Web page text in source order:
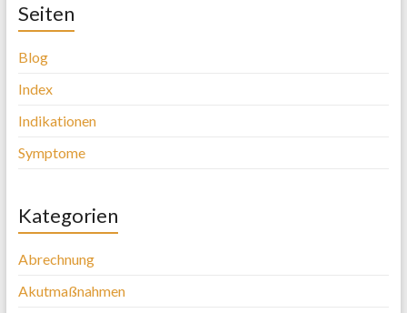
Seiten
Blog
Index
Indikationen
Symptome
Kategorien
Abrechnung
Akutmaßnahmen